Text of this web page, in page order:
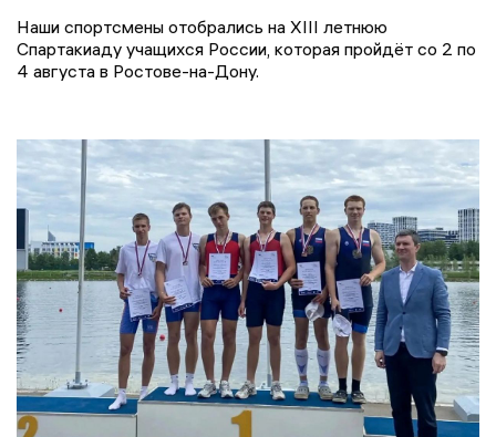
Наши спортсмены отобрались на XIII летнюю
Спартакиаду учащихся России, которая пройдёт со 2 по
4 августа в Ростове-на-Дону.